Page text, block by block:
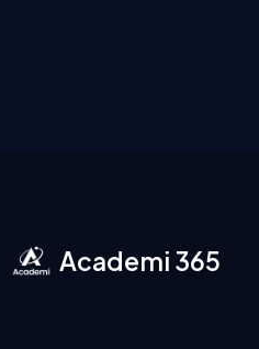
Academi 365